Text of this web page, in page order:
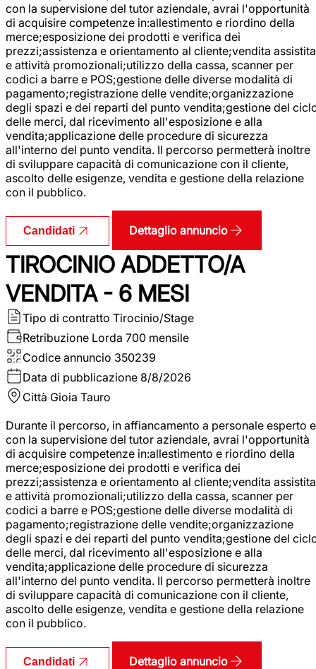
con la supervisione del tutor aziendale, avrai l'opportunità
di acquisire competenze in:allestimento e riordino della
merce;esposizione dei prodotti e verifica dei
prezzi;assistenza e orientamento al cliente;vendita assistita
e attività promozionali;utilizzo della cassa, scanner per
codici a barre e POS;gestione delle diverse modalità di
pagamento;registrazione delle vendite;organizzazione
degli spazi e dei reparti del punto vendita;gestione del
delle merci, dal ricevimento all'esposizione e alla
vendita;applicazione delle procedure di sicurezza
all'interno del punto vendita. Il percorso permetterà inoltre
di sviluppare capacità di comunicazione con il cliente,
ascolto delle esigenze, vendita e gestione della relazione
con il pubblico.
Candidati Dettaglio annuncio
TIROCINIO ADDETTO/A
VENDITA - 6 MESI
Tipo di contratto Tirocinio/Stage
Retribuzione Lorda 700 mensile
Codice annuncio 350239
Data di pubblicazione 8/8/2026
Città Gioia Tauro
Durante il percorso, in affiancamento a personale esperto e
con la supervisione del tutor aziendale, avrai l'opportunità
di acquisire competenze in:allestimento e riordino della
merce;esposizione dei prodotti e verifica dei
prezzi;assistenza e orientamento al cliente;vendita assistita
e attività promozionali;utilizzo della cassa, scanner per
codici a barre e POS;gestione delle diverse modalità di
pagamento;registrazione delle vendite;organizzazione
degli spazi e dei reparti del punto vendita;gestione del
delle merci, dal ricevimento all'esposizione e alla
vendita;applicazione delle procedure di sicurezza
all'interno del punto vendita. Il percorso permetterà inoltre
di sviluppare capacità di comunicazione con il cliente,
ascolto delle esigenze, vendita e gestione della relazione
con il pubblico.
Candidati Dettaglio annuncio